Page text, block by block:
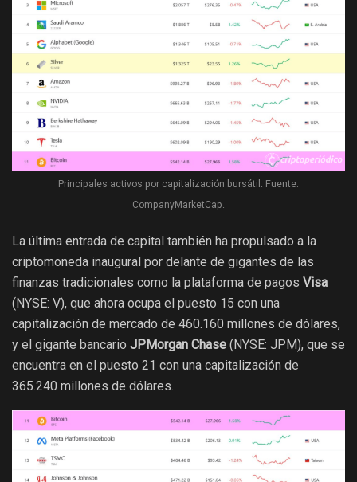
Principales activos por capitalización bursátil. Fuente:
CompanyMarketCap.
La última entrada de capital también ha propulsado a la
criptomoneda inaugural por delante de gigantes de las
finanzas tradicionales como la plataforma de pagos Visa
(NYSE: V), que ahora ocupa el puesto 15 con una
capitalización de mercado de 460.160 millones de dólares,
y el gigante bancario JPMorgan Chase (NYSE: JPM), que se
encuentra en el puesto 21 con una capitalización de
365.240 millones de dólares.